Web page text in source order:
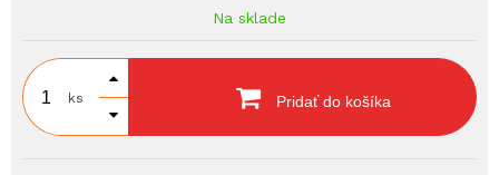
Na sklade
ks Pridať do košíka